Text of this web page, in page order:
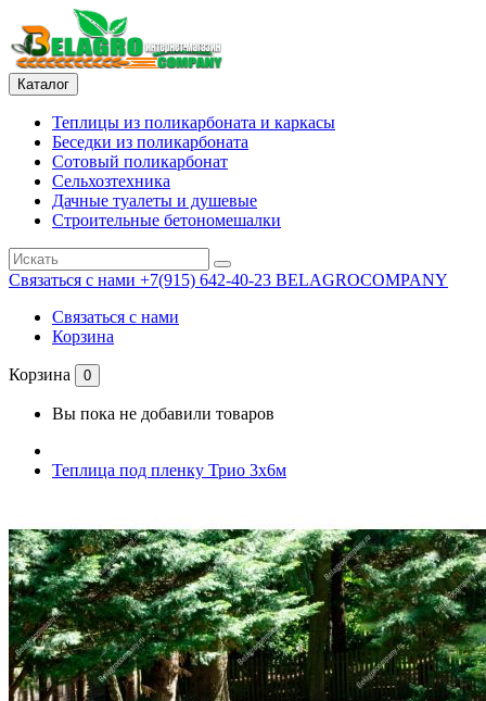
Каталог
Теплицы из поликарбоната и каркасы
Беседки из поликарбоната
Сотовый поликарбонат
Сельхозтехника
Дачные туалеты и душевые
Строительные бетономешалки
Связаться с нами +7(915) 642-40-23 BELAGROCOMPANY
Связаться с нами
Корзина
Корзина 0
Вы пока не добавили товаров
Теплица под пленку Трио 3х6м